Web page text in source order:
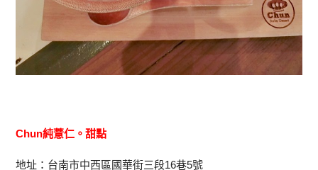
Chun純薏仁。甜點
地址：台南市中西區國華街三段16巷5號